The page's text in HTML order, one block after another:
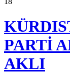
PARTİ
AKLI